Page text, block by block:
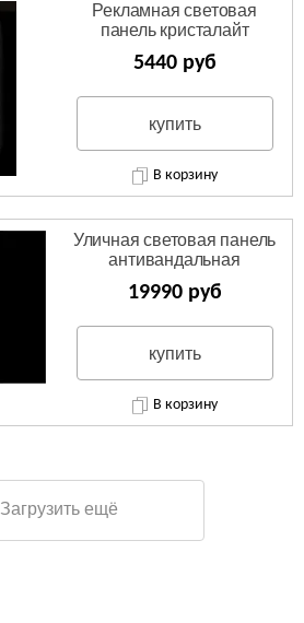
Рекламная световая
панель кристалайт
5440 руб
купить
В корзину
Уличная световая панель
антивандальная
19990 руб
купить
В корзину
Загрузить ещё